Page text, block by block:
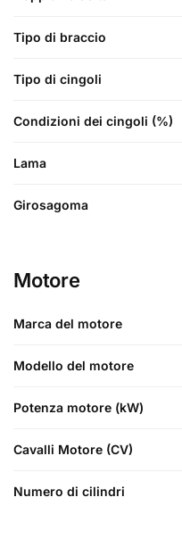
Tipo di braccio
Tipo di cingoli
Condizioni dei cingoli (%)
Lama
Girosagoma
Motore
Marca del motore
Modello del motore
Potenza motore (kW)
Cavalli Motore (CV)
Numero di cilindri